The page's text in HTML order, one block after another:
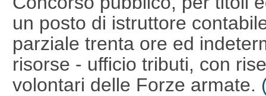
un posto di istruttore
parziale trenta ore ed
risorse - ufficio tributi, con
volontari delle Forze armate.